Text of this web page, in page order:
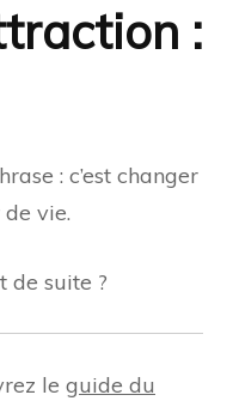
:
: c’est changer
de vie.
de suite ?
le guide du